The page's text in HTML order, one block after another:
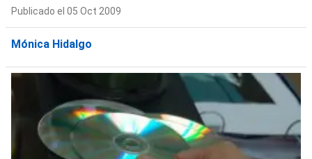
Publicado el 05 Oct 2009
Mónica Hidalgo